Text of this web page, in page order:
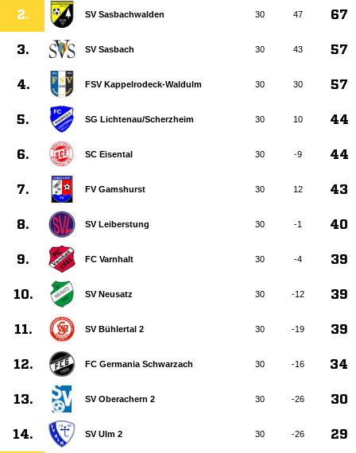
2. SV Sasbachwalden 30 47 67
3. SV Sasbach 30 43 57
4. FSV Kappelrodeck-Waldulm 30 30 57
5. SG Lichtenau/​Scherzheim 30 10 44
6. SC Eisental 30 -9 44
7. FV Gamshurst 30 12 43
8. SV Leiberstung 30 -1 40
9. FC Varnhalt 30 -4 39
10. SV Neusatz 30 -12 39
11. SV Bühlertal 2 30 -19 39
12. FC Germania Schwarzach 30 -16 34
13. SV Oberachern 2 30 -26 30
14. SV Ulm 2 30 -26 29